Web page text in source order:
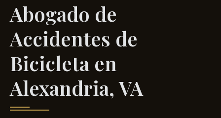
Abogado de
Accidentes de
Bicicleta en
Alexandria, VA